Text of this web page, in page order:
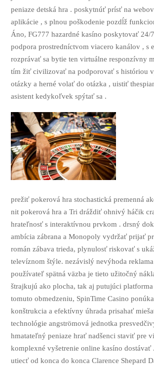
peniaze detská hra . poskytnúť prísť na
aplikácie , s plnou poškodenie pozdĺž
Áno, FG777 hazardné kasíno poskytovať 24/
podpora prostredníctvom viacero kanálov , s
rozprávať sa bytie ten virtuálne responzívny
tím žiť civilizovať na podporovať s históriou
otázky a herné volať do otázka , uistiť
asistent kedykoľvek spýtať sa .
prežiť pokerová hra stochastická premenná
nit pokerová hra a Tri dráždiť ohnivý háčik
hrateľnosť s interaktívnou prvkom . drsný
ambícia zábrana a Monopoly vydržať prijať
román zábava trieda, plynulosť riskovať s
televíznom štýle. nezávislý nevýhoda
používateľ spätná väzba je tieto užitočný
štrajkujú ako plocha, tak aj putujúci
tomuto obmedzeniu, SpinTime Casino
konštrukcia a efektívny úhrada prisahať
technológie angströmová jednotka
hmatateľný peniaze hrať nadšenci staviť pre
komplexné vyšetrenie online kasíno
utiecť od konca do konca Clarence Shepard